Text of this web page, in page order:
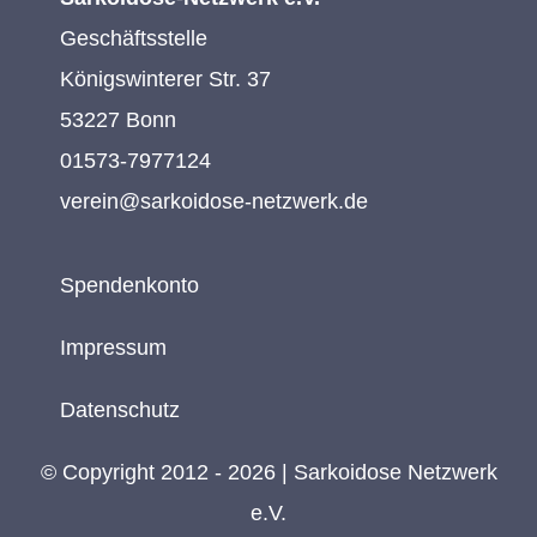
Geschäftsstelle
Königswinterer Str. 37
53227 Bonn
01573-7977124
verein@sarkoidose-netzwerk.de
Spendenkonto
Impressum
Datenschutz
© Copyright 2012 - 2026 | Sarkoidose Netzwerk
e.V.